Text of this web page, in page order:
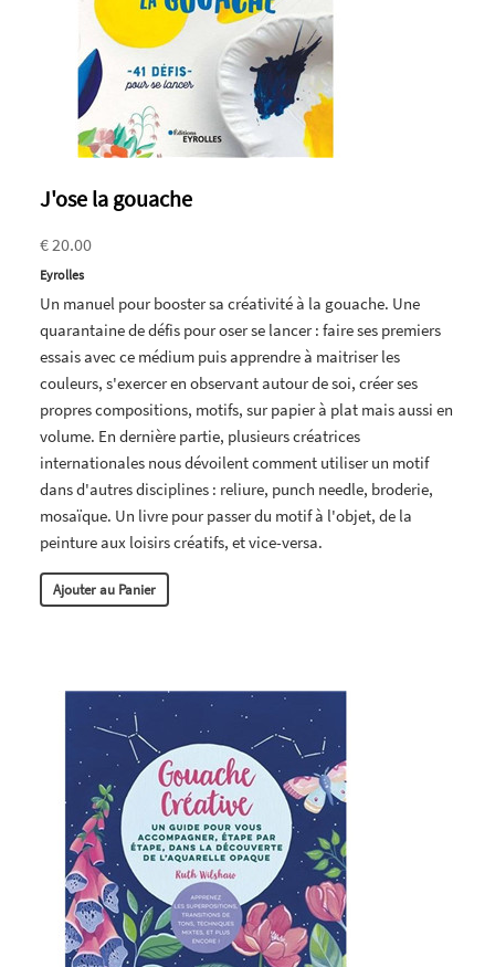
J'ose la gouache
€ 20.00
Eyrolles
Un manuel pour booster sa créativité à la gouache. Une
quarantaine de défis pour oser se lancer : faire ses premiers
essais avec ce médium puis apprendre à maitriser les
couleurs, s'exercer en observant autour de soi, créer ses
propres compositions, motifs, sur papier à plat mais aussi en
volume. En dernière partie, plusieurs créatrices
internationales nous dévoilent comment utiliser un motif
dans d'autres disciplines : reliure, punch needle, broderie,
mosaïque. Un livre pour passer du motif à l'objet, de la
peinture aux loisirs créatifs, et vice-versa.
Ajouter au Panier